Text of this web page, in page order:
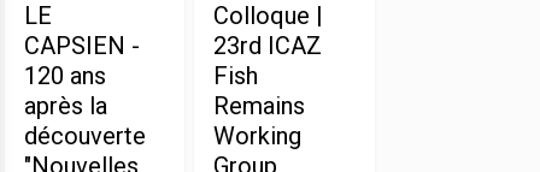
LE
CAPSIEN -
120 ans
après la
découverte
"Nouvelles
Colloque |
23rd ICAZ
Fish
Remains
Working
Group